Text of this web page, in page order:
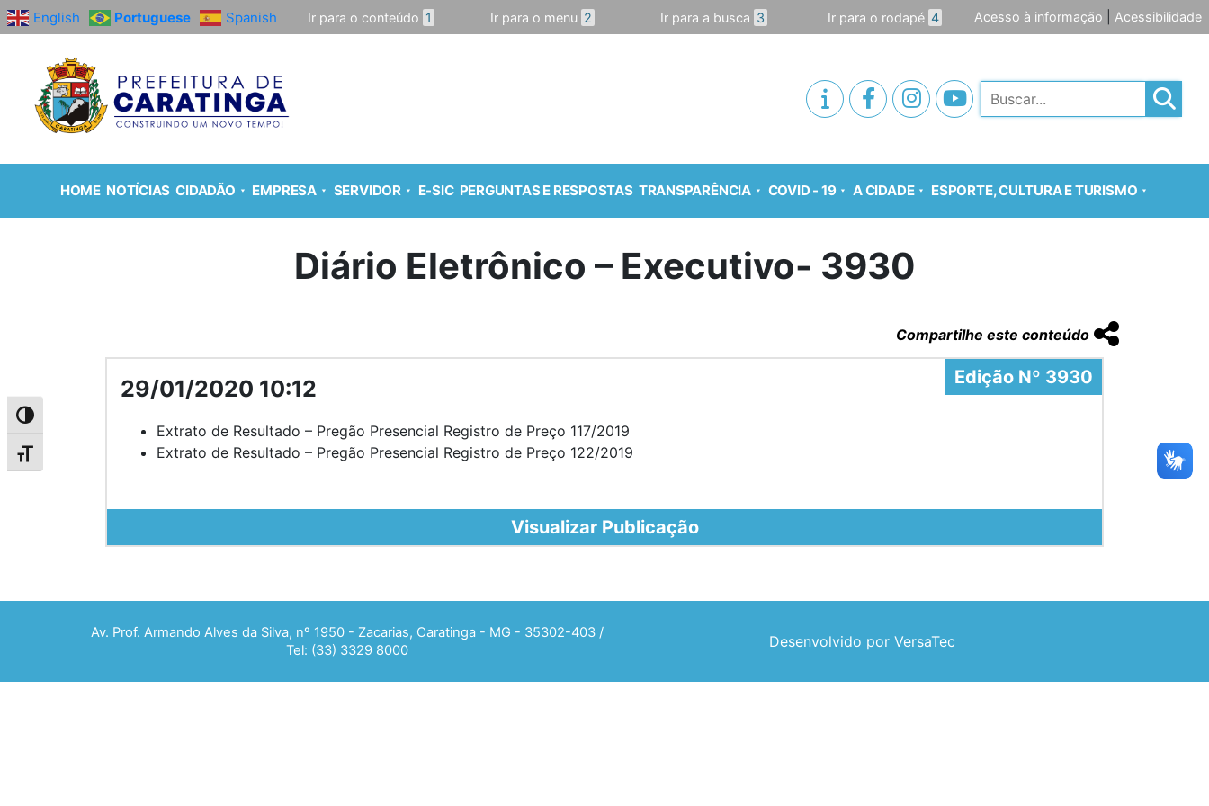
Alternar alto contraste
Alternar tamanho da fonte
English Portuguese Spanish Ir para o conteúdo 1 Ir para o menu 2 Ir para a busca 3 Ir para o rodapé 4 Acesso à informação Acessibilidade
Pesquisar
HOME NOTÍCIAS CIDADÃO EMPRESA SERVIDOR E-SIC PERGUNTAS E RESPOSTAS TRANSPARÊNCIA COVID - 19 A CIDADE ESPORTE, CULTURA E TURISMO
Diário Eletrônico – Executivo- 3930
Compartilhe este conteúdo
Edição Nº 3930
29/01/2020 10:12
Extrato de Resultado – Pregão Presencial Registro de Preço 117/2019
Extrato de Resultado – Pregão Presencial Registro de Preço 122/2019
Visualizar Publicação
Av. Prof. Armando Alves da Silva, nº 1950 - Zacarias, Caratinga - MG - 35302-403 /
Tel: (33) 3329 8000
Desenvolvido por VersaTec